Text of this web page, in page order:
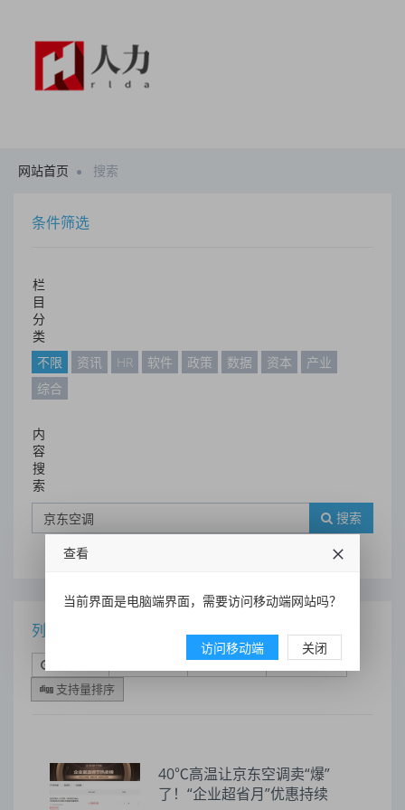
网站首页 搜索
条件筛选
栏
目
分
类
不限
资讯 HR 软件 政策 数据 资本
产业
综合
内
容
搜
索
搜索
列表
评论排序
评分排序
支持量排序
40℃高温让京东空调卖“爆”
了！“企业超省月”优惠持续
查看
当前界面是电脑端界面，需要访问移动端网站吗？
访问移动端 关闭